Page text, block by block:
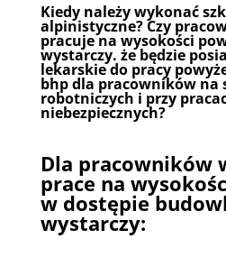
Kiedy należy wykonać
alpinistyczne? Czy
pracuje na wysokości
wystarczy. że będzie
lekarskie do pracy
bhp dla pracowników na
robotniczych i przy
niebezpiecznych?
Dla pracowników
prace na
w dostępie
wystarczy: